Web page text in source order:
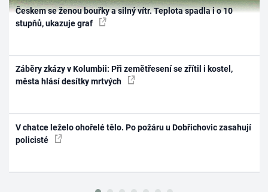
Českem se ženou bouřky a silný vítr. Teplota spadla i o 10
stupňů, ukazuje graf
Záběry zkázy v Kolumbii: Při zemětřesení se zřítil i kostel,
města hlásí desítky mrtvých
V chatce leželo ohořelé tělo. Po požáru u Dobřichovic zasahují
policisté